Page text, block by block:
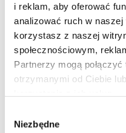
i reklam, aby oferować
analizować ruch w
korzystasz z naszej
społecznościowym,
Partnerzy mogą
otrzymanymi od Ciebie
zgody
Niezbędne
Savage House